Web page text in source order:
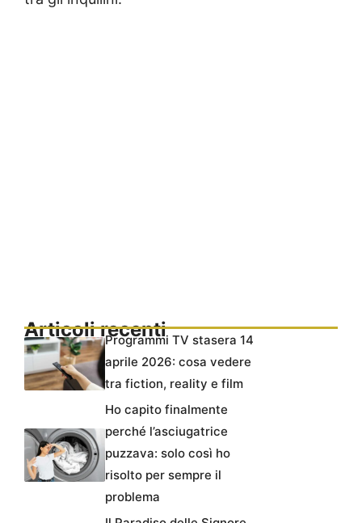
Articoli recentiProgrammi TV stasera 14
aprile 2026: cosa vedere
tra fiction, reality e film
Ho capito finalmente
perché l’asciugatrice
puzzava: solo così ho
risolto per sempre il
problema